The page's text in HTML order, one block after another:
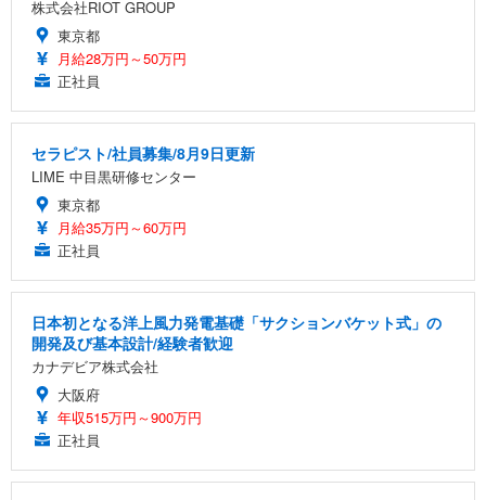
株式会社RIOT GROUP
東京都
月給28万円～50万円
正社員
セラピスト/社員募集/8月9日更新
LIME 中目黒研修センター
東京都
月給35万円～60万円
正社員
日本初となる洋上風力発電基礎「サクションバケット式」の
開発及び基本設計/経験者歓迎
カナデビア株式会社
大阪府
年収515万円～900万円
正社員